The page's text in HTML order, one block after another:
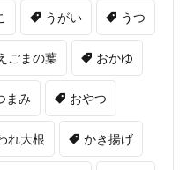
うがい うつ
ごまの葉 おかゆ
まみ おやつ
れ大根 かき揚げ